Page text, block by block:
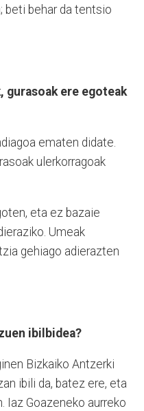
beti be­har da tentsio
gurasoak ere egoteak
ematen didate.
ulerkorragoak
eta ez bazaie
Umeak
gehiago adierazten
ibilbidea?
Bizkaiko Antzerki
ibili da, batez ere, eta
Iaz Goazeneko aurreko